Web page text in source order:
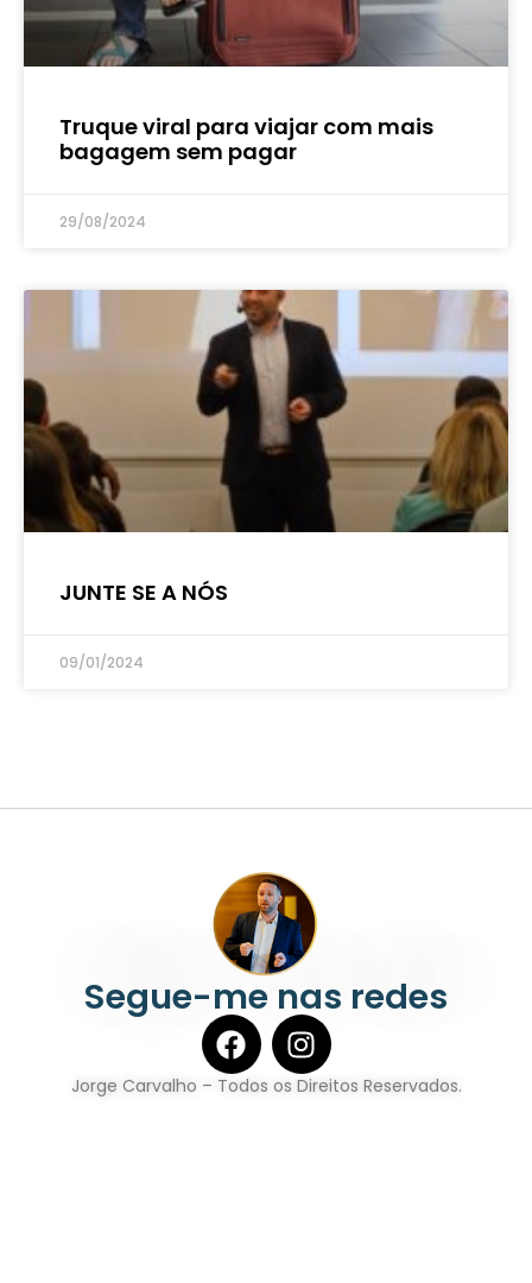
Truque viral para viajar com mais
bagagem sem pagar
29/08/2024
JUNTE SE A NÓS
09/01/2024
Segue-me nas redes
Jorge Carvalho – Todos os Direitos Reservados.